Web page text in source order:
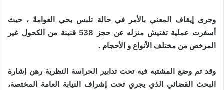
وجرى إيقاف المعني بالأمر في حالة تلبس بحي العوامةً ، حيث
أسفرت عملية تفتيش منزله عن حجز 538 قنينة من الكحول غير
المرخص من مختلف الأنواع و الأحجام .
وقد تم وضع المشتبه فيه تحت تدابير الحراسة النظرية رهن إشارة
البحث القضائي الذي يجري تحت إشراف النيابة العامة المختصة،